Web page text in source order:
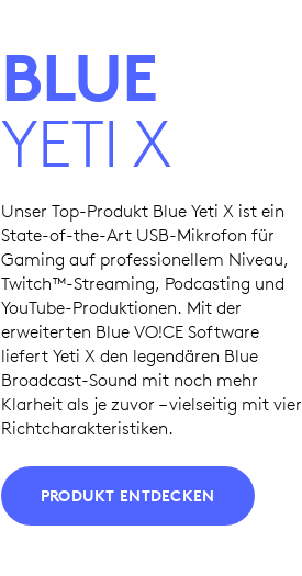
BLUE
YETI X
Unser Top-Produkt Blue Yeti X ist ein
State-of-the-Art USB-Mikrofon für
Gaming auf professionellem Niveau,
Twitch™-Streaming, Podcasting und
YouTube-Produktionen. Mit der
erweiterten Blue VO!CE Software
liefert Yeti X den legendären Blue
Broadcast-Sound mit noch mehr
Klarheit als je zuvor – vielseitig mit vier
Richtcharakteristiken.
PRODUKT ENTDECKEN